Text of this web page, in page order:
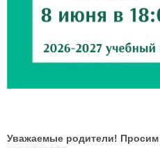
Уважаемые родители! Просим